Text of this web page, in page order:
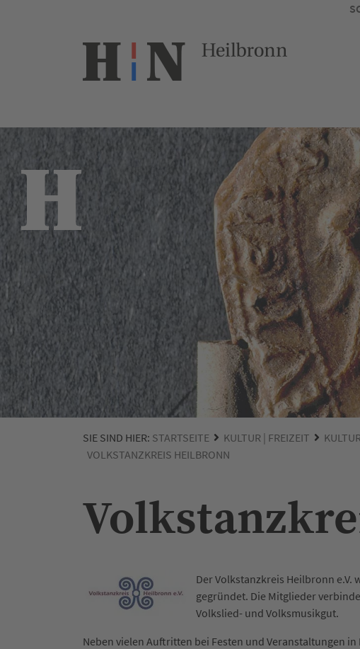
SIE SIND HIER: STARTSEITE KULTUR | FREIZEIT
VOLKSTANZKREIS HEILBRONN
Der Volkstanzkreis Heilbronn e.V.
gegründet. Die Mitglieder
Volkslied- und Volksmusikgut.
Neben vielen Auftritten bei Festen und Veranstaltungen